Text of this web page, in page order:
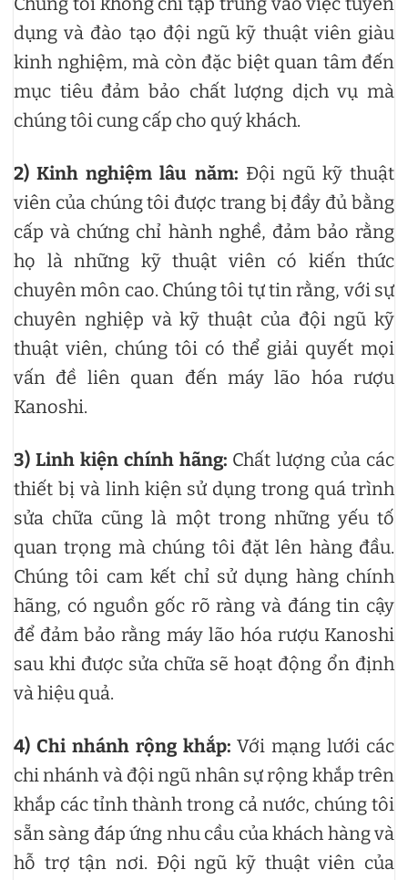
dụng và đào tạo đội ngũ kỹ thuật viên giàu
kinh nghiệm, mà còn đặc biệt quan tâm đến
mục tiêu đảm bảo chất lượng dịch vụ mà
chúng tôi cung cấp cho quý khách.
2) Kinh nghiệm lâu năm: Đội ngũ kỹ thuật
viên của chúng tôi được trang bị đầy đủ bằng
cấp và chứng chỉ hành nghề, đảm bảo rằng
họ là những kỹ thuật viên có kiến thức
chuyên môn cao. Chúng tôi tự tin rằng, với sự
chuyên nghiệp và kỹ thuật của đội ngũ kỹ
thuật viên, chúng tôi có thể giải quyết mọi
vấn đề liên quan đến máy lão hóa rượu
Kanoshi.
3) Linh kiện chính hãng: Chất lượng của các
thiết bị và linh kiện sử dụng trong quá trình
sửa chữa cũng là một trong những yếu tố
quan trọng mà chúng tôi đặt lên hàng đầu.
Chúng tôi cam kết chỉ sử dụng hàng chính
hãng, có nguồn gốc rõ ràng và đáng tin cậy
để đảm bảo rằng máy lão hóa rượu Kanoshi
sau khi được sửa chữa sẽ hoạt động ổn định
và hiệu quả.
4) Chi nhánh rộng khắp:Với mạng lưới các
chi nhánh và đội ngũ nhân sự rộng khắp trên
khắp các tỉnh thành trong cả nước, chúng tôi
sẵn sàng đáp ứng nhu cầu của khách hàng và
hỗ trợ tận nơi. Đội ngũ kỹ thuật viên của